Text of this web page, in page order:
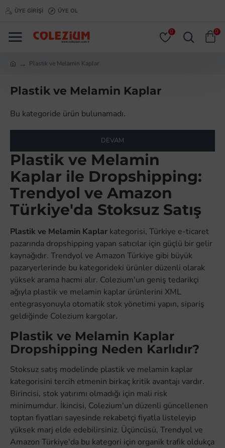
ÜYE GIRIŞI ÜYE OL
0 0
Plastik ve Melamin Kaplar
Plastik ve Melamin Kaplar
Bu kategoride ürün bulunamadı.
DEVAM
Plastik ve Melamin
Kaplar ile Dropshipping:
Trendyol ve Amazon
Türkiye'da Stoksuz Satış
Plastik ve Melamin Kaplar kategorisi, Türkiye e-ticaret
pazarında dropshipping yapan satıcılar için güçlü bir gelir
kaynağıdır. Trendyol ve Amazon Türkiye gibi büyük
pazaryerlerinde bu kategorideki ürünler düzenli olarak
yüksek arama hacmi alır. Colezium'un geniş tedarikçi
ağıyla plastik ve melamin kaplar ürünlerini XML
entegrasyonuyla otomatik stok yönetimi yapın, sipariş
geldiğinde Colezium kargolar.
Plastik ve Melamin Kaplar
Dropshipping Neden Karlıdır?
Stoksuz satış modelinde plastik ve melamin kaplar
kategorisini tercih etmenin birkaç kritik avantajı vardır.
Birincisi, stok yatırımı olmadığı için mali risk
minimumdur. İkincisi, Colezium'un düzenli güncellenen
toptan fiyatları sayesinde rekabetçi fiyatla listeleyip
yüksek marj elde edebilirsiniz. Üçüncüsü, Trendyol ve
Amazon Türkiye'da bu kategori için organik trafik oldukça